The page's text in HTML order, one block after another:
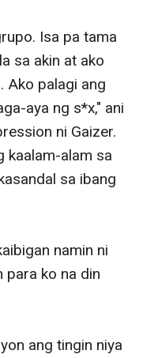
Isa pa tama
sa akin at ako
Ako palagi ang
aya ng s*x," ani
ni Gaizer.
kaalam-alam sa
sa ibang
namin ni
para ko na din
ang tingin niya